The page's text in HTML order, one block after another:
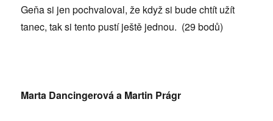
Geňa si jen pochvaloval, že kdyžsi bude chtít užít
tanec, tak si tento pustí ještě jednou. (29 bodů)
Marta Dancingerová a Martin Prágr